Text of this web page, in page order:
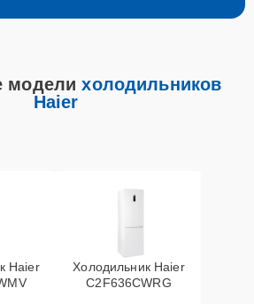
моделихолодильников
Haier
Haier
Холодильник Haier
C2F636CWRG